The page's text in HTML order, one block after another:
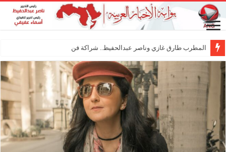
المطرب طارق غازي وناصر عبدالحفيظ.. شراكة فنية ترسم ملامح مستقبل